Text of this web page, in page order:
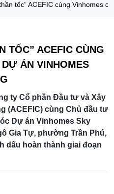
tốc” ACEFIC cùng Vinhomes
TỐC” ACEFIC CÙNG
ÁN VINHOMES
ty Cổ phần Đầu tư và Xây
(ACEFIC) cùng Chủ đầu tư
Dự án Vinhomes Sky
Gia Tự, phường Trần Phú,
dấu hoàn thành giai đoạn